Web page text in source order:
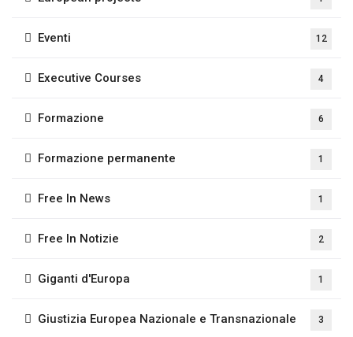
Eventi 12
Executive Courses 4
Formazione 6
Formazione permanente 1
Free In News 1
Free In Notizie 2
Giganti d'Europa 1
Giustizia Europea Nazionale e Transnazionale 3